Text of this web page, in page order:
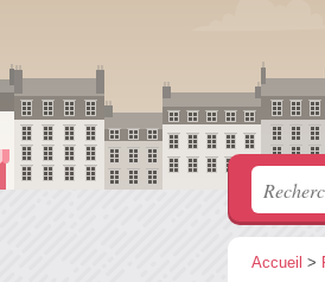
Accueil >